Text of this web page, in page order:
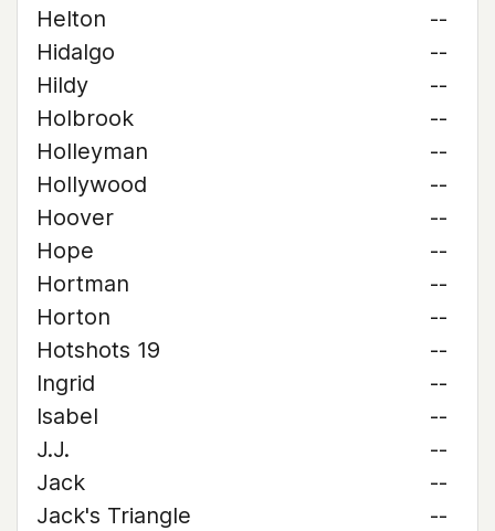
Helton
--
Hidalgo
--
Hildy
--
Holbrook
--
Holleyman
--
Hollywood
--
Hoover
--
Hope
--
Hortman
--
Horton
--
Hotshots 19
--
Ingrid
--
Isabel
--
J.J.
--
Jack
--
Jack's Triangle
--